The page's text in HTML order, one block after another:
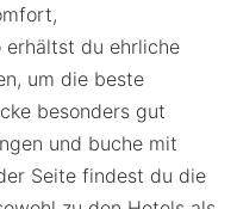
erhältst du ehrliche
um die beste
besonders gut
und buche mit
Seite findest du die